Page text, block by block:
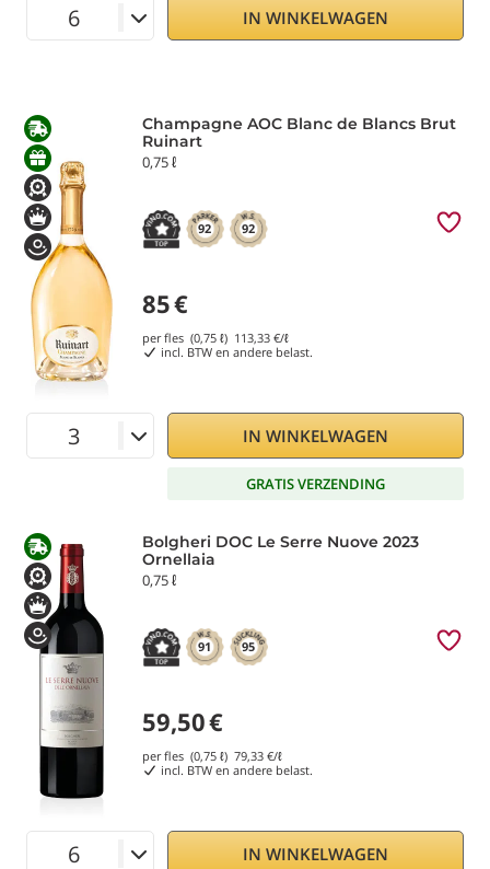
IN WINKELWAGEN
Champagne AOC Blanc de Blancs Brut
Ruinart
0,75 ℓ
92 92
85€
per fles (0,75 ℓ) 113,33 €/ℓ
incl. BTW en andere belast.
IN WINKELWAGEN
GRATIS VERZENDING
Bolgheri DOC Le Serre Nuove 2023
Ornellaia
0,75 ℓ
91 95
59,50€
per fles (0,75 ℓ) 79,33 €/ℓ
incl. BTW en andere belast.
IN WINKELWAGEN